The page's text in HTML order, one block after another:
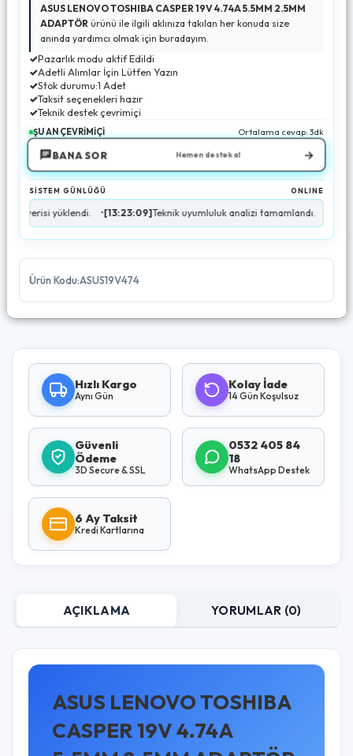
ASUS LENOVO TOSHIBA CASPER 19V 4.74A 5.5MM 2.5MM
ADAPTÖR ürünü ile ilgili aklınıza takılan her konuda size
anında yardımcı olmak için buradayım.
✓Pazarlık modu aktif Edildi
✓Adetli Alımlar İçin Lütfen Yazın
✓Stok durumu:1 Adet
✓Taksit seçenekleri hazır
✓Teknik destek çevrimiçi
ŞU AN ÇEVRİMİÇİ Ortalama cevap: 3dk
BANA SOR Hemen destek al →
SİSTEM GÜNLÜĞÜ ONLINE
yüklendi. •[13:23:09]Teknik uyumluluk analizi tamamlandı. •[13:23:10]
Ürün Kodu:ASUS19V474
Hızlı Kargo
Aynı Gün
Kolay İade
14 Gün Koşulsuz
Güvenli
Ödeme
3D Secure & SSL
0532 405 84
18
WhatsApp Destek
6 Ay Taksit
Kredi Kartlarına
AÇIKLAMA YORUMLAR (0)
ASUS LENOVO TOSHIBA
CASPER 19V 4.74A